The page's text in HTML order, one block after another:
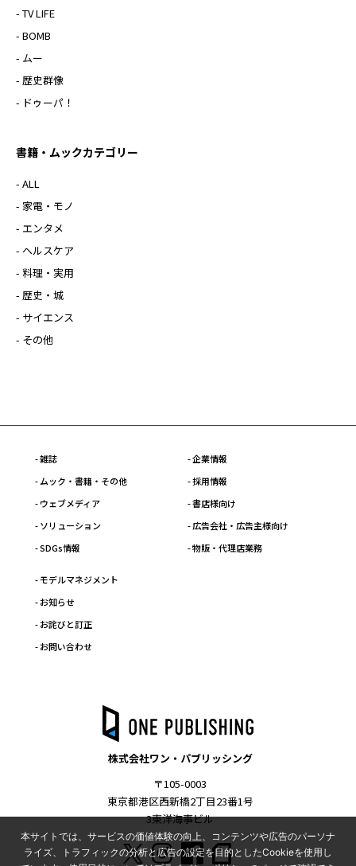
- TV LIFE
- BOMB
- ムー
- 歴史群像
- ドゥーパ！
書籍・ムックカテゴリー
- ALL
- 家電・モノ
- エンタメ
- ヘルスケア
- 料理・実用
- 歴史・城
- サイエンス
- その他
- 雑誌
- ムック・書籍・その他
- ウェブメディア
- ソリューション
- SDGs情報
- 企業情報
- 採用情報
- 書店様向け
- 広告会社・広告主様向け
- 物販・代理店業務
- モデルマネジメント
- お知らせ
- お詫びと訂正
- お問い合わせ
株式会社ワン・パブリッシング
〒105-0003
東京都港区西新橋2丁目23番1号
3東洋海事ビル
本サイトでは、サービスの価値体験の向上、コンテンツや広告のパーソナ
ライズ、トラフィックの分析と広告の設定を目的としたCookieを使用し